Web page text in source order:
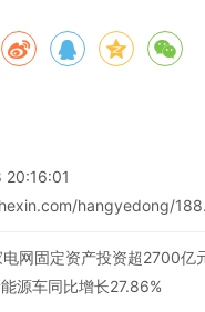
20:16:01
hangyedong/
网固定资产投资超2700亿
源车同比增长27.86%